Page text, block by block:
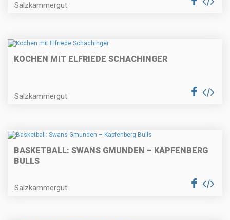
Salzkammergut
KOCHEN MIT ELFRIEDE SCHACHINGER
Salzkammergut
BASKETBALL: SWANS GMUNDEN – KAPFENBERG
BULLS
Salzkammergut